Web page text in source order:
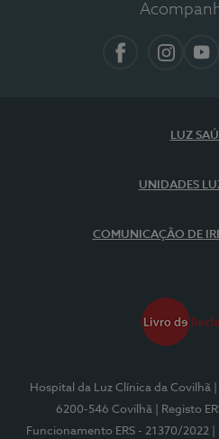
LUZ
UNIDADES
COMUNICAÇÃO DE
Hospital da Luz Clínica da Covilhã
6200-546 Covilhã
| Registo
Funcionamento ERS - 21370/2022